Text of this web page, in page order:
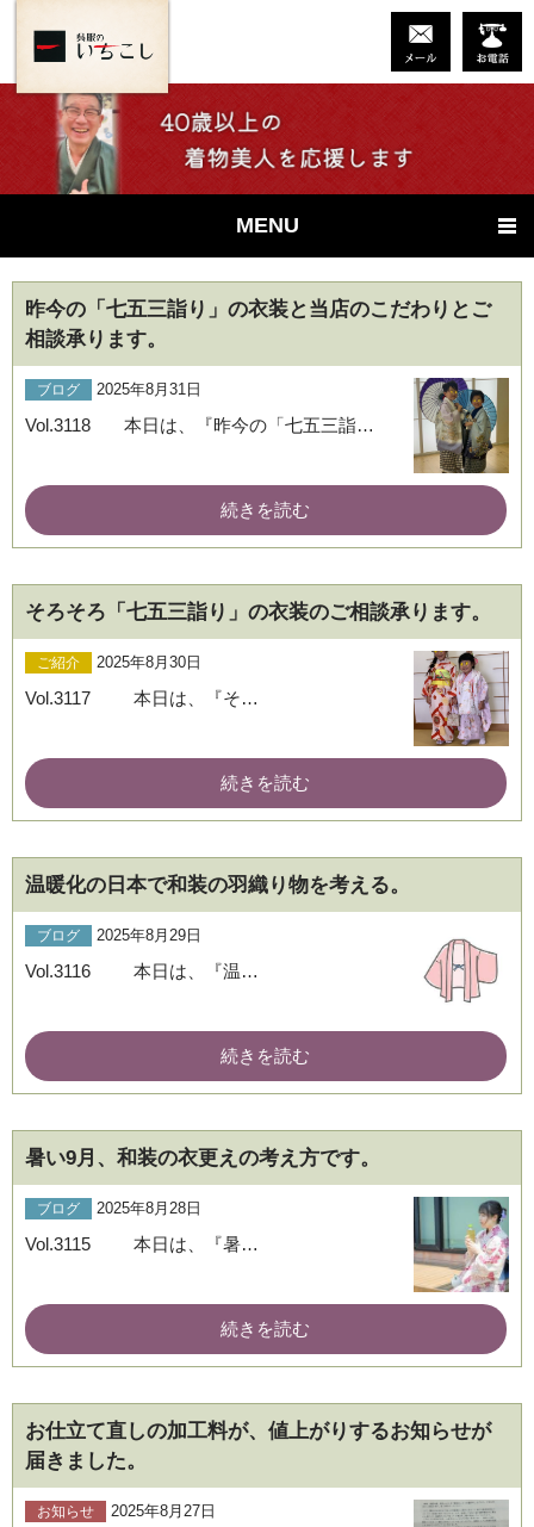
MENU
ブログ
昨今の「七五三詣り」の衣装と当店のこだわりとご
相談承ります。
ブログ 2025年8月31日
Vol.3118 本日は、『昨今の「七五三詣…
続きを読む
そろそろ「七五三詣り」の衣装のご相談承ります。
ご紹介 2025年8月30日
Vol.3117 本日は、『そ…
続きを読む
温暖化の日本で和装の羽織り物を考える。
ブログ 2025年8月29日
Vol.3116 本日は、『温…
続きを読む
暑い9月、和装の衣更えの考え方です。
ブログ 2025年8月28日
Vol.3115 本日は、『暑…
続きを読む
お仕立て直しの加工料が、値上がりするお知らせが
届きました。
お知らせ 2025年8月27日